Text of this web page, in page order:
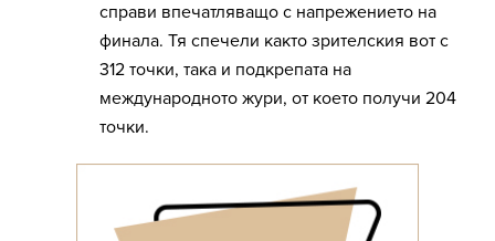
справи впечатляващо с напрежението на
финала. Тя спечели както зрителския вот с
312 точки, така и подкрепата на
международното жури, от което получи 204
точки.